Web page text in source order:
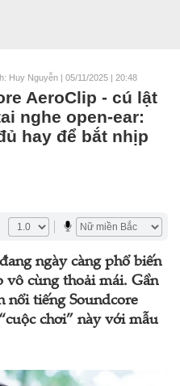
Huy Nguyễn |05/11/2025 | 20:48
AeroClip - cú lật
nghe open-ear:
hay để bắt nhịp
ngày càng phổ biến
vô cùng thoải mái. Gần
nổi tiếng Soundcore
chơi” này với mẫu